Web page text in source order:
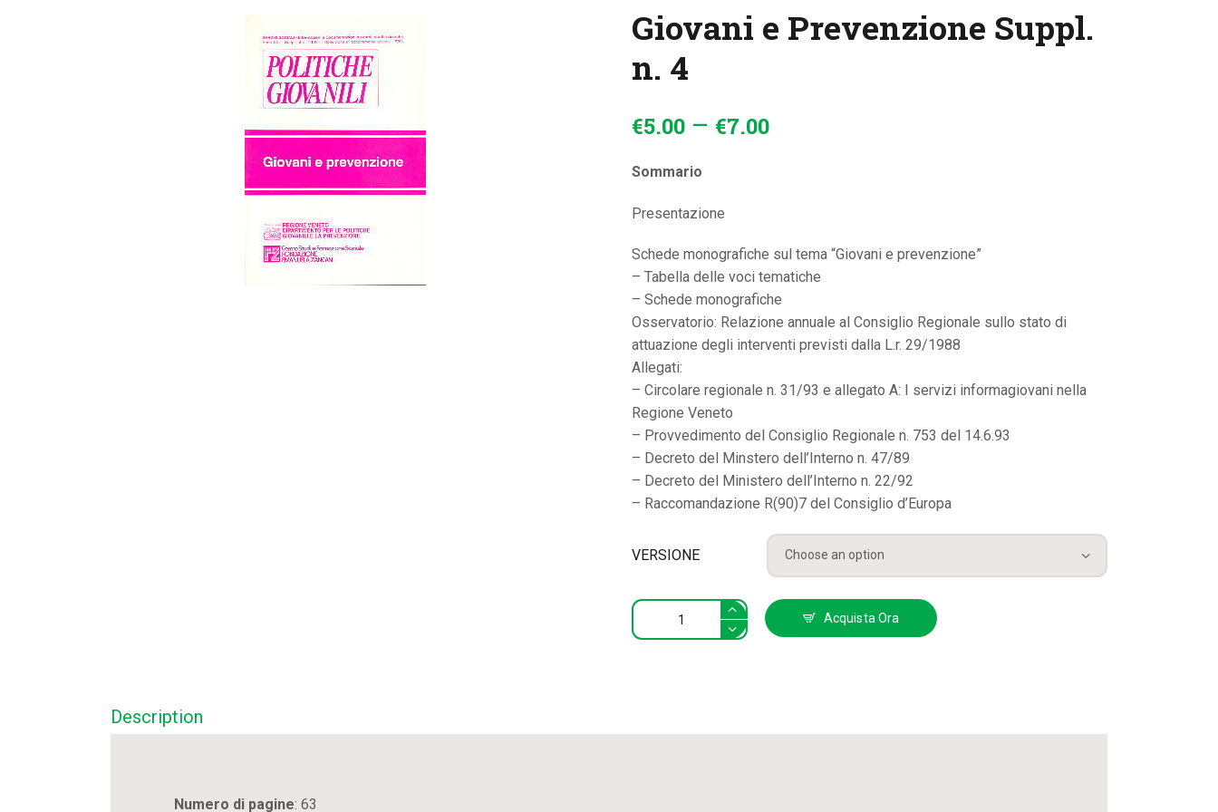
Giovani e Prevenzione Suppl.
n. 4
€5.00 – €7.00
Sommario
Presentazione
Schede monografiche sul tema “Giovani e prevenzione”
– Tabella delle voci tematiche
– Schede monografiche
Osservatorio: Relazione annuale al Consiglio Regionale sullo stato di
attuazione degli interventi previsti dalla L.r. 29/1988
Allegati:
– Circolare regionale n. 31/93 e allegato A: I servizi informagiovani nella
Regione Veneto
– Provvedimento del Consiglio Regionale n. 753 del 14.6.93
– Decreto del Minstero dell’Interno n. 47/89
– Decreto del Ministero dell’Interno n. 22/92
– Raccomandazione R(90)7 del Consiglio d’Europa
VERSIONE
Giovani
e
Acquista Ora
Description
Numero di pagine: 63